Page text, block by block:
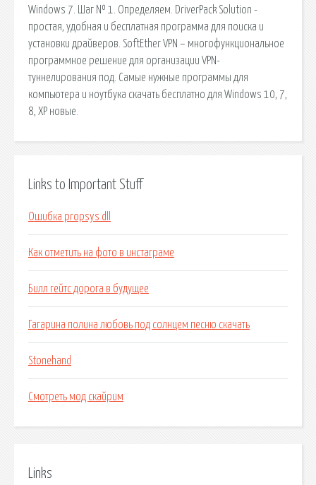
Windows 7. Шаг № 1. Определяем. DriverPack Solution -
простая, удобная и бесплатная программа для поиска и
установки драйверов. SoftEther VPN – многофункциональное
программное решение для организации VPN-
туннелирования под. Самые нужные программы для
компьютера и ноутбука скачать бесплатно для Windows 10, 7,
8, XP новые.
Links to Important Stuff
Ошибка propsys dll
Как отметить на фото в инстаграме
Билл гейтс дорога в будущее
Гагарина полина любовь под солнцем песню скачать
Stonehand
Смотреть мод скайрим
Links